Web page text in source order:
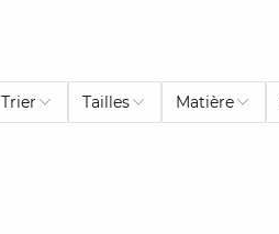
Trier Tailles Matière